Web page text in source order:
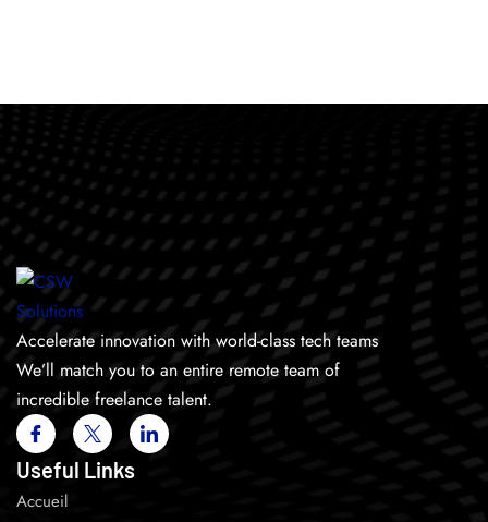
Accelerate innovation with world-class tech teams
We’ll match you to an entire remote team of
incredible freelance talent.
Useful Links
Accueil